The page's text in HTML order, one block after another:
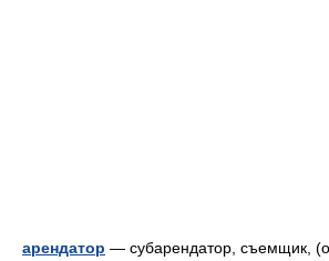
арендатор — субарендатор, съемщик,